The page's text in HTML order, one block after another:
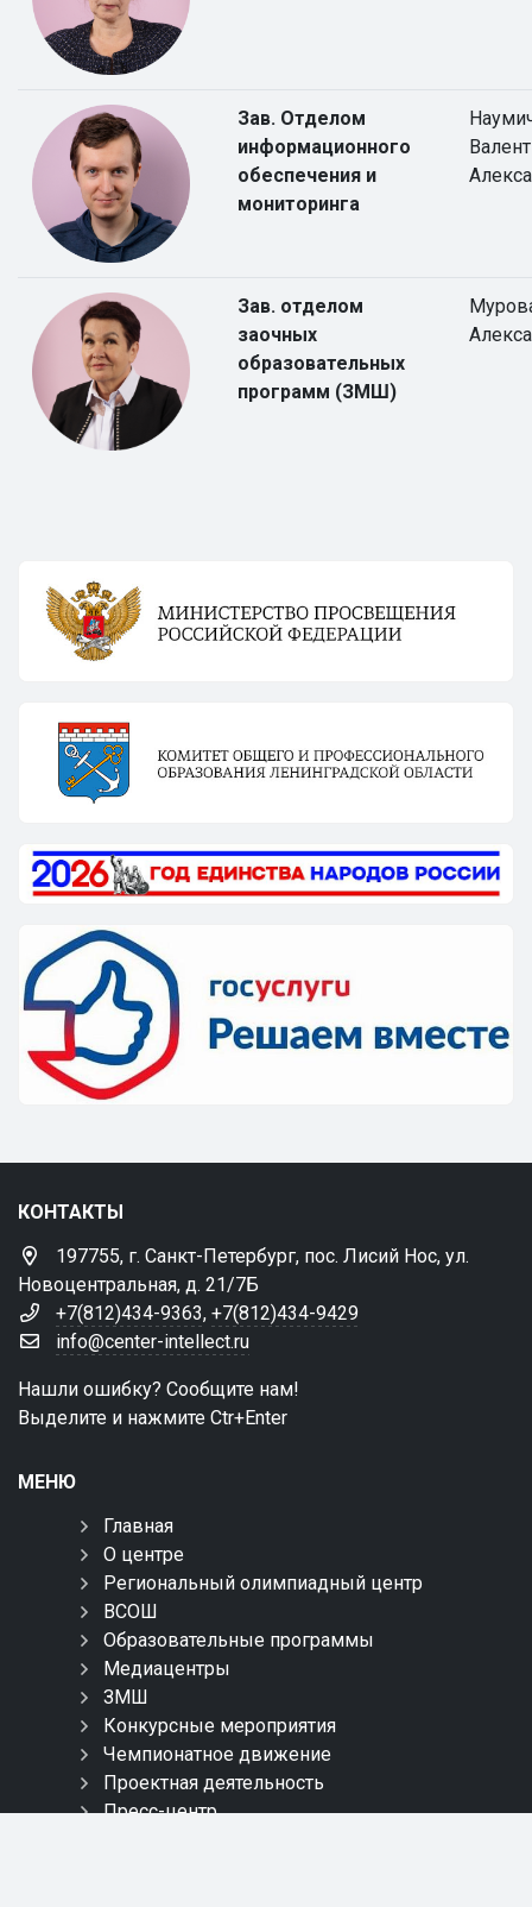
Зав. Отделом
информационного
обеспечения и
мониторинга
Зав. отделом
заочных
образовательных
программ (ЗМШ)
КОНТАКТЫ
197755, г. Санкт-Петербург, пос. Лисий Нос, ул.
Новоцентральная, д. 21/7Б
+7(812)434-9363, +7(812)434-9429
info@center-intellect.ru
Нашли ошибку? Сообщите нам!
Выделите и нажмите Ctr+Enter
МЕНЮ
Главная
О центре
Региональный олимпиадный центр
ВСОШ
Образовательные программы
Медиацентры
ЗМШ
Конкурсные мероприятия
Чемпионатное движение
Проектная деятельность
Пресс-центр